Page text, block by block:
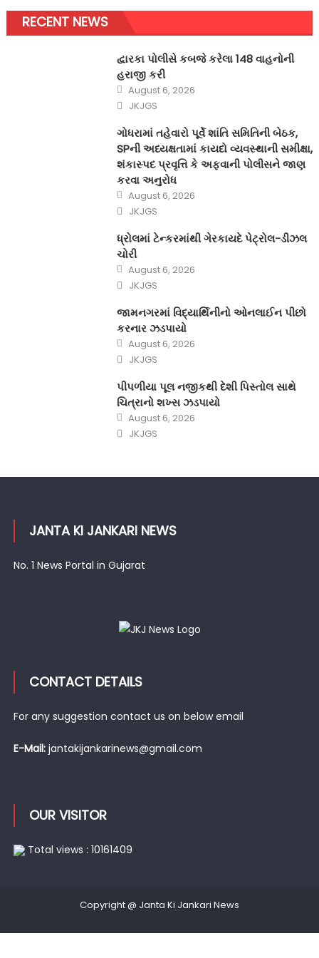
RECENT NEWS
દ્વારકા પોલીસે કબજે કરેલા 148 વાહનોની
હરાજી કરી
Posted
on
August 6, 2026
Author
JKJGS
ગોધરામાં તહેવારો પૂર્વે શાંતિ સમિતિની બેઠક,
SPની અધ્યક્ષતામાં કાયદો વ્યવસ્થાની સમીક્ષા,
શંકાસ્પદ પ્રવૃત્તિ કે અફવાની પોલીસને જાણ
કરવા અનુરોધ
Posted
on
August 6, 2026
Author
JKJGS
ધ્રોલમાં ટેન્કરમાંથી ગેરકાયદે પેટ્રોલ-ડીઝલ
ચોરી
Posted
on
August 6, 2026
Author
JKJGS
જામનગરમાં વિદ્યાર્થિનીનો ઓનલાઈન પીછો
કરનાર ઝડપાયો
Posted
on
August 6, 2026
Author
JKJGS
પીપળીયા પૂલ નજીકથી દેશી પિસ્તોલ સાથે
ચિત્રાનો શખ્સ ઝડપાયો
Posted
on
August 6, 2026
Author
JKJGS
JANTA KI JANKARI NEWS
No. 1 News Portal in Gujarat
CONTACT DETAILS
For any suggestion contact us on below email
E-Mail: jantakijankarinews@gmail.com
OUR VISITOR
Total views : 10161409
Copyright @ Janta Ki Jankari News